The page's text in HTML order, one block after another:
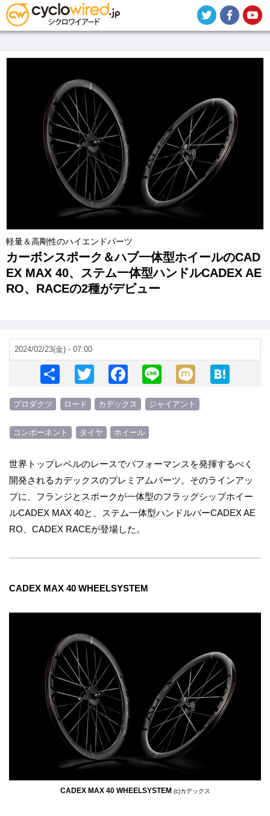
メ
イ
軽量＆高剛性のハイエンドパーツ
カーボンスポーク＆ハブ一体型ホイールのCAD
EX MAX 40、ステム一体型ハンドルCADEX AE
RO、RACEの2種がデビュー
2024/02/23(金) - 07:00
S
h
ar
e
T
wi
tt
er
F
a
c
e
o
o
k
Li
n
e
M
ixi
プロダクツ ロード カデックス ジャイアント
コンポーネント タイヤ ホイール
世界トップレベルのレースでパフォーマンスを発揮するべく
開発されるカデックスのプレミアムパーツ。そのラインアッ
プに、フランジとスポークが一体型のフラッグシップホイー
ルCADEX MAX 40と、ステム一体型ハンドルバーCADEX AE
RO、CADEX RACEが登場した。
CADEX MAX 40 WHEELSYSTEM
CADEX MAX 40 WHEELSYSTEM (c)カデックス